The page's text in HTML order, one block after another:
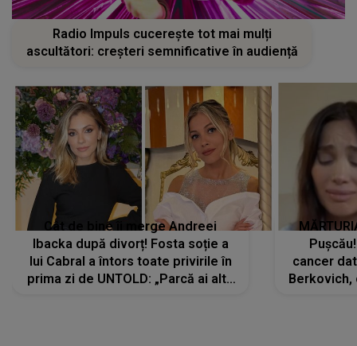
Radio Impuls cucerește tot mai mulți
ascultători: creșteri semnificative în audiență
Cât de bine îi merge Andreei
Ibacka după divorț! Fosta soție a
lui Cabral a întors toate privirile în
prima zi de UNTOLD: „Parcă ai altă
cancer
Berkovich,